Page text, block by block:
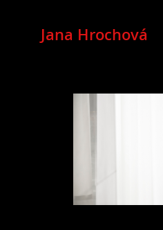
Jana Hrochová
MEZZOSOPRANO